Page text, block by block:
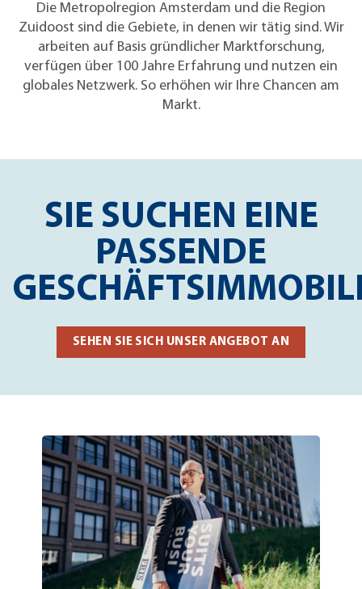
Die Metropolregion Amsterdam und die Region
Zuidoost sind die Gebiete, in denen wir tätig sind. Wir
arbeiten auf Basis gründlicher Marktforschung,
verfügen über 100 Jahre Erfahrung und nutzen ein
globales Netzwerk. So erhöhen wir Ihre Chancen am
Markt.
SIE SUCHEN EINE
PASSENDE
SEHEN SIE SICH UNSER ANGEBOT AN